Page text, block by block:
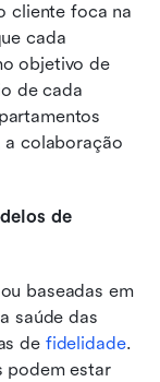
cliente foca na
cada
objetivo de
de cada
a colaboração
de
baseadas em
saúde das
de fidelidade.
podem estar